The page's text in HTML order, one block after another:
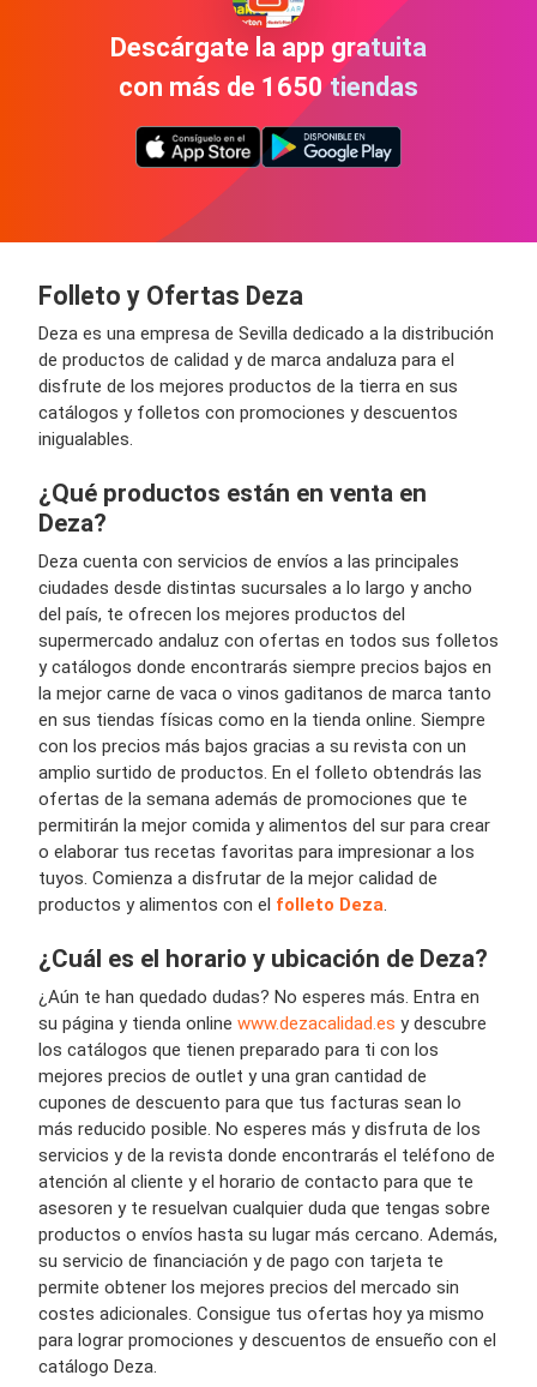
Descárgate la app gratuita
con más de 1650 tiendas
Folleto y Ofertas Deza
Deza es una empresa de Sevilla dedicado a la distribución
de productos de calidad y de marca andaluza para el
disfrute de los mejores productos de la tierra en sus
catálogos y folletos con promociones y descuentos
inigualables.
¿Qué productos están en venta en
Deza?
Deza cuenta con servicios de envíos a las principales
ciudades desde distintas sucursales a lo largo y ancho
del país, te ofrecen los mejores productos del
supermercado andaluz con ofertas en todos sus folletos
y catálogos donde encontrarás siempre precios bajos en
la mejor carne de vaca o vinos gaditanos de marca tanto
en sus tiendas físicas como en la tienda online. Siempre
con los precios más bajos gracias a su revista con un
amplio surtido de productos. En el folleto obtendrás las
ofertas de la semana además de promociones que te
permitirán la mejor comida y alimentos del sur para crear
o elaborar tus recetas favoritas para impresionar a los
tuyos. Comienza a disfrutar de la mejor calidad de
productos y alimentos con el folleto Deza.
¿Cuál es el horario y ubicación de Deza?
¿Aún te han quedado dudas? No esperes más. Entra en
su página y tienda online www.dezacalidad.es y descubre
los catálogos que tienen preparado para ti con los
mejores precios de outlet y una gran cantidad de
cupones de descuento para que tus facturas sean lo
más reducido posible. No esperes más y disfruta de los
servicios y de la revista donde encontrarás el teléfono de
atención al cliente y el horario de contacto para que te
asesoren y te resuelvan cualquier duda que tengas sobre
productos o envíos hasta su lugar más cercano. Además,
su servicio de financiación y de pago con tarjeta te
permite obtener los mejores precios del mercado sin
costes adicionales. Consigue tus ofertas hoy ya mismo
para lograr promociones y descuentos de ensueño con el
catálogo Deza.